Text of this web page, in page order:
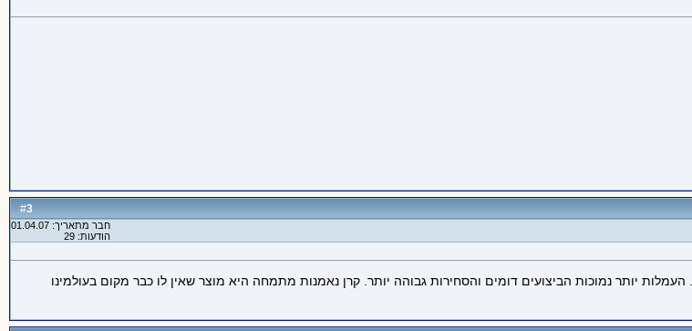
#
3
חבר מתאריך: 01.04.07
הודעות: 29
יותר נמוכות הביצועים דומים והסחירות גבוהה יותר. קרן נאמנות מתמחה היא מוצר שאין לו כבר מקום בעולמינו